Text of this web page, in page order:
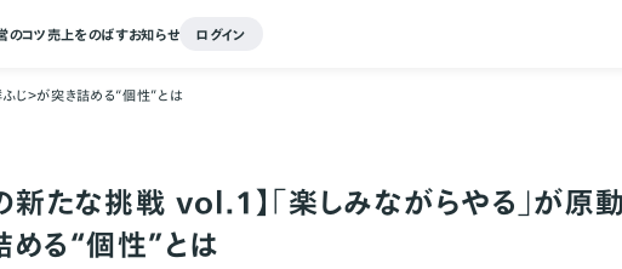
のコツ売上をのばすお知らせ ログイン
じ＞が突き詰める“個性”とは
新たな挑戦 vol.1】「楽しみながらやる」が原
める“個性”とは